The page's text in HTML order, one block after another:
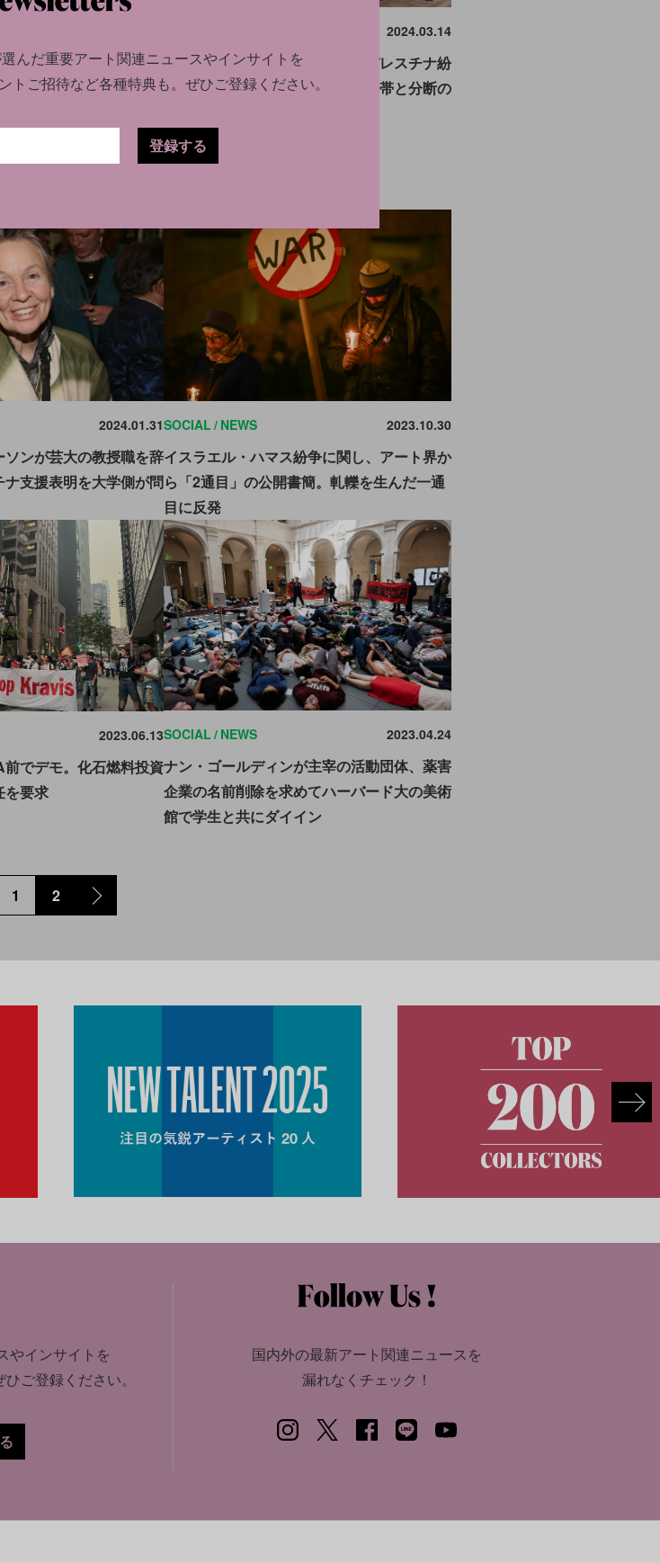
2024.09.26
よるグッチの最新キャン
2024.03.14
世界のアート界はイスラエル・パレスチナ紛
争にどう向き合ってきたのか。連帯と分断の
2024.01.31
ソンが芸大の教授職を辞
支援表明を大学側が問
SOCIAL NEWS 2023.10.30
イスラエル・ハマス紛争に関し、アート界か
ら「2通目」の公開書簡。軋轢を生んだ一通
目に反発
2023.06.13
でデモ。化石燃料投資
を要求
SOCIAL NEWS 2023.04.24
ナン・ゴールディンが主宰の活動団体、薬害
企業の名前削除を求めてハーバード大の美術
館で学生と共にダイイン
1 2
やインサイトを
ひご登録ください。
国内外の最新アート関連ニュースを
漏れなくチェック！
んだ重要アート関連ニュースやインサイトを
トご招待など各種特典も。ぜひご登録ください。
登録する